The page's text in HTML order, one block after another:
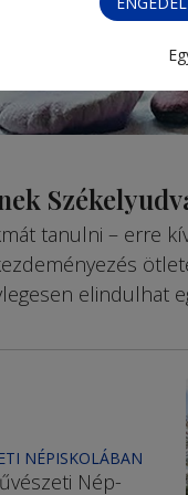
ta­nulni – erre
elindulhat
NÉPISKOLÁBAN
Nép­